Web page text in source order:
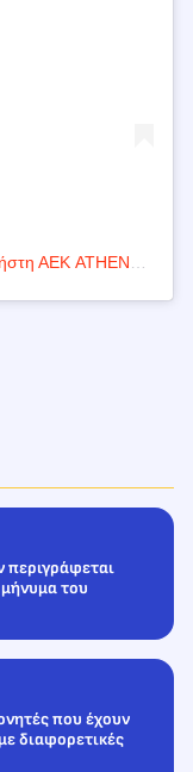
Η δημοσίευση κοινοποιήθηκε από το χρήστη ΑΕΚ ATHENS FC (@aekfc_official)
περιγράφεται
του
που έχουν
διαφορετικές